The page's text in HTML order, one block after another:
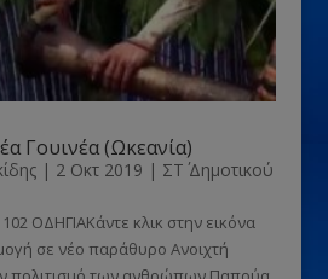
Γουινέα (Ωκεανία)
| 2 Οκτ 2019 | ΣΤ΄ Δημοτικού
ΟΔΗΓΙΑΚάντε κλικ στην εικόνα
σε νέο παράθυρο Ανοιχτή